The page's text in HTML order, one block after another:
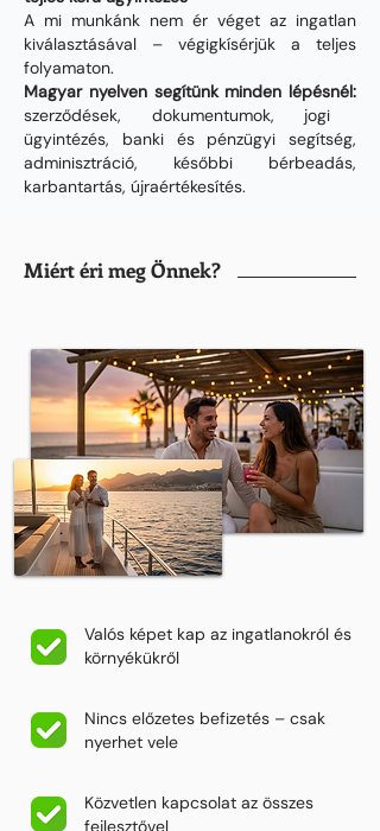
A mi munkánk nem ér véget az ingatlan
kiválasztásával – végigkísérjük a teljes
folyamaton.
Magyar nyelven segítünk minden lépésnél:
szerződések, dokumentumok, jogi
ügyintézés, banki és pénzügyi segítség,
adminisztráció, későbbi bérbeadás,
karbantartás, újraértékesítés.
Miért éri meg Önnek?
Valós képet kap az ingatlanokról és
környékükről
Nincs előzetes befizetés – csak
nyerhet vele
Közvetlen kapcsolat az összes
fejlesztővel